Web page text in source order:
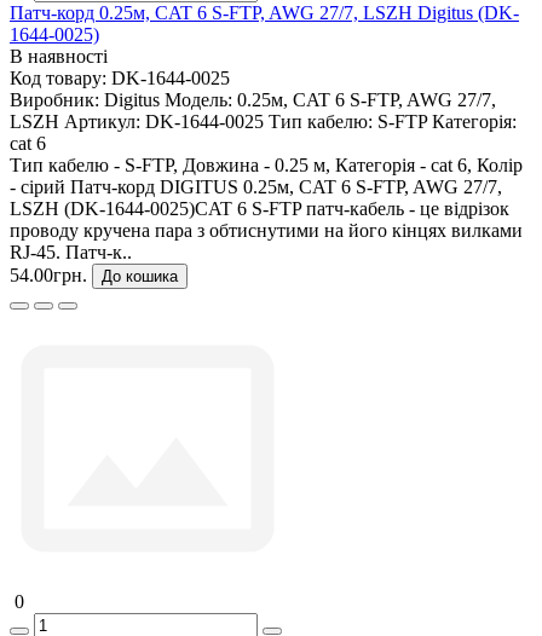
Патч-корд 0.25м, CAT 6 S-FTP, AWG 27/7, LSZH Digitus (DK-
1644-0025)
В наявності
Код товару: DK-1644-0025
Виробник: Digitus Модель: 0.25м, CAT 6 S-FTP, AWG 27/7,
LSZH Артикул: DK-1644-0025 Тип кабелю: S-FTP Категорія:
cat 6
Тип кабелю - S-FTP, Довжина - 0.25 м, Категорія - cat 6, Колір
- сірий Патч-корд DIGITUS 0.25м, CAT 6 S-FTP, AWG 27/7,
LSZH (DK-1644-0025)CAT 6 S-FTP патч-кабель - це відрізок
проводу кручена пара з обтиснутими на його кінцях вилками
RJ-45. Патч-к..
54.00грн.
До кошика
0